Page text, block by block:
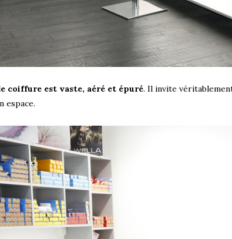
coiffure est vaste, aéré et épuré. Il invite
espace.